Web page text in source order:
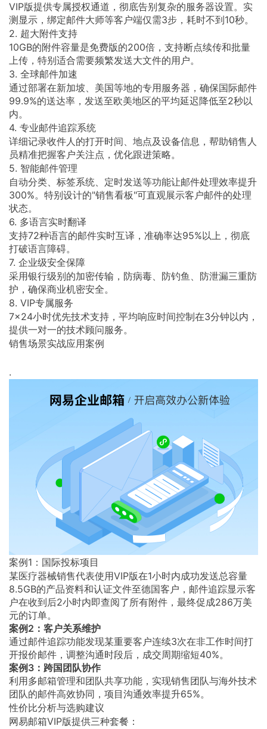
VIP版提供专属授权通道，彻底告别复杂的服务器设置。实
测显示，绑定邮件大师等客户端仅需3步，耗时不到10秒。
2. 超大附件支持
10GB的附件容量是免费版的200倍，支持断点续传和批量
上传，特别适合需要频繁发送大文件的用户。
3. 全球邮件加速
通过部署在新加坡、美国等地的专用服务器，确保国际邮件
99.9%的送达率，发送至欧美地区的平均延迟降低至2秒以
内。
4. 专业邮件追踪系统
详细记录收件人的打开时间、地点及设备信息，帮助销售人
员精准把握客户关注点，优化跟进策略。
5. 智能邮件管理
自动分类、标签系统、定时发送等功能让邮件处理效率提升
300%。特别设计的"销售看板"可直观展示客户邮件的处理
状态。
6. 多语言实时翻译
支持72种语言的邮件实时互译，准确率达95%以上，彻底
打破语言障碍。
7. 企业级安全保障
采用银行级别的加密传输，防病毒、防钓鱼、防泄漏三重防
护，确保商业机密安全。
8. VIP专属服务
7×24小时优先技术支持，平均响应时间控制在3分钟以内，
提供一对一的技术顾问服务。
销售场景实战应用案例
.
案例1：国际投标项目
某医疗器械销售代表使用VIP版在1小时内成功发送总容量
8.5GB的产品资料和认证文件至德国客户，邮件追踪显示客
户在收到后2小时内即查阅了所有附件，最终促成286万美
元的订单。
案例2：客户关系维护
通过邮件追踪功能发现某重要客户连续3次在非工作时间打
开报价邮件，调整沟通时段后，成交周期缩短40%。
案例3：跨国团队协作
利用多邮箱管理和团队共享功能，实现销售团队与海外技术
团队的邮件高效协同，项目沟通效率提升65%。
性价比分析与选购建议
网易邮箱VIP版提供三种套餐：